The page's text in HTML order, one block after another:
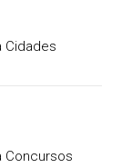
Cidades
Concursos